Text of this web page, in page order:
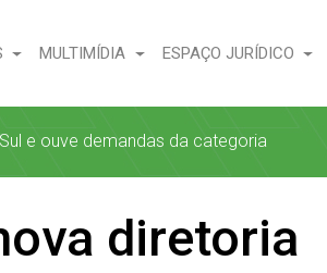
MULTIMÍDIA ESPAÇO JURÍDICO
e ouve demandas da categoria
diretoria